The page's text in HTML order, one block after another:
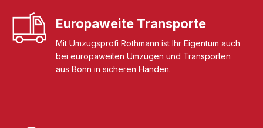
Europaweite Transporte
Mit Umzugsprofi Rothmann ist Ihr Eigentum auch
bei europaweiten Umzügen und Transporten
aus Bonn in sicheren Händen.